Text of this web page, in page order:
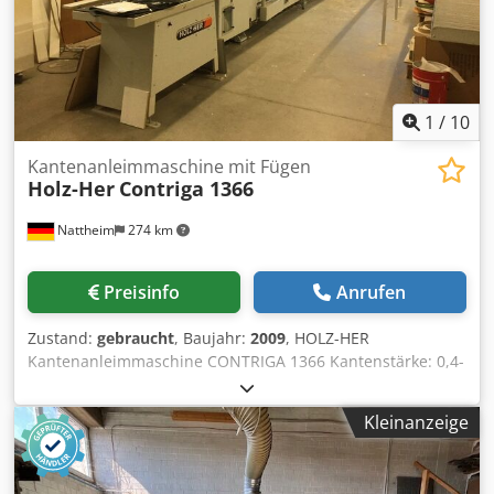
Industriebereich Yorick Diebels
1 / 10
Nattheim 274 km
Kantenanleimmaschine mit Fügen
Holz-Her Contriga 1366
Preisinfo Anrufen
Zustand: gebraucht, Baujahr: 2009, HOLZ-HER
Kantenanleimmaschine CONTRIGA 1366 Kantenstärke: 0,4-
30 mm (je nach Bestückung) Kantenhöhe: 51/66 mm (je
nach Bestückung) Plattenstärke: 6-45/60 mm (je nach
Bestückung) Kantenarten: Rollen- und Streifenware
Vorschubgeschwindigkeiten: Stufenloser Vorschub von 12-
30 m/min (je nach Bestückung) mit verstellbarer
Kleinanzeige